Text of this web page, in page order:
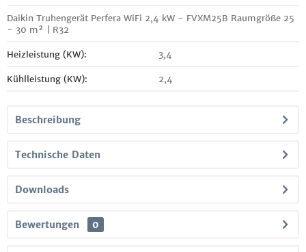
Daikin Truhengerät Perfera WiFi 2,4 kW - FVXM25B Raumgröße 25
- 30 m² | R32
Heizleistung (KW): 3,4
Kühlleistung (KW): 2,4
Beschreibung
Technische Daten
Downloads
Bewertungen 0